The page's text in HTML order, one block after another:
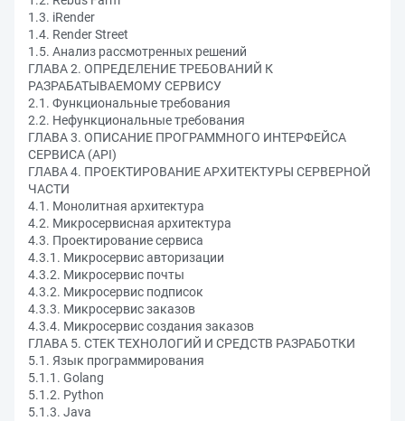
1.3. iRender
1.4. Render Street
1.5. Анализ рассмотренных решений
ГЛАВА 2. ОПРЕДЕЛЕНИЕ ТРЕБОВАНИЙ К
РАЗРАБАТЫВАЕМОМУ СЕРВИСУ
2.1. Функциональные требования
2.2. Нефункциональные требования
ГЛАВА 3. ОПИСАНИЕ ПРОГРАММНОГО ИНТЕРФЕЙСА
СЕРВИСА (API)
ГЛАВА 4. ПРОЕКТИРОВАНИЕ АРХИТЕКТУРЫ СЕРВЕРНОЙ
ЧАСТИ
4.1. Монолитная архитектура
4.2. Микросервисная архитектура
4.3. Проектирование сервиса
4.3.1. Микросервис авторизации
4.3.2. Микросервис почты
4.3.2. Микросервис подписок
4.3.3. Микросервис заказов
4.3.4. Микросервис создания заказов
ГЛАВА 5. СТЕК ТЕХНОЛОГИЙ И СРЕДСТВ РАЗРАБОТКИ
5.1. Язык программирования
5.1.1. Golang
5.1.2. Python
5.1.3. Java